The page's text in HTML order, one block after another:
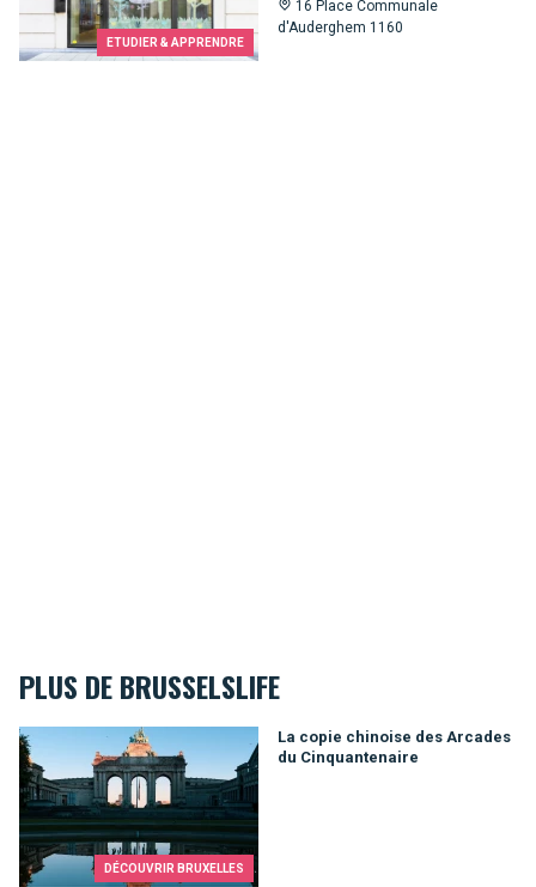
ETUDIER & APPRENDRE
16 Place Communale
d'Auderghem 1160
PLUS DE BRUSSELSLIFE
DÉCOUVRIR BRUXELLES
La copie chinoise des Arcades
du Cinquantenaire
La copie chinoise des Arcades du Cinquantenaire